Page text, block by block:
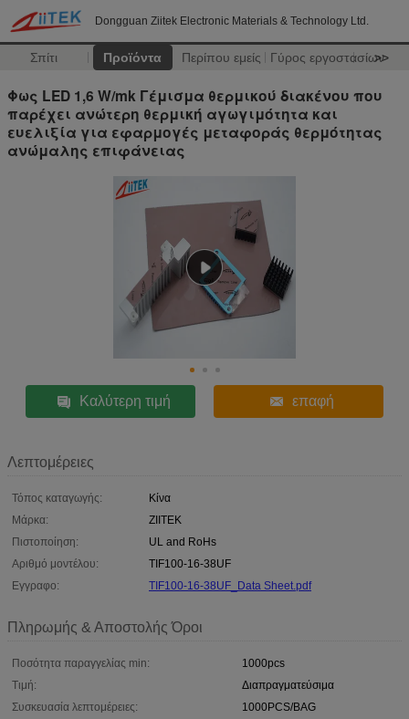
Dongguan Ziitek Electronic Materials & Technology Ltd.
Σπίτι Προϊόντα Περίπου εμείς Γύρος εργοστασίων
>>
Φως LED 1,6 W/mk Γέμισμα θερμικού διακένου που
παρέχει ανώτερη θερμική αγωγιμότητα και
ευελιξία για εφαρμογές μεταφοράς θερμότητας
ανώμαλης επιφάνειας
Καλύτερη τιμή επαφή
Λεπτομέρειες
Τόπος καταγωγής:
Κίνα
Μάρκα:
ZIITEK
Πιστοποίηση:
UL and RoHs
Αριθμό μοντέλου:
TIF100-16-38UF
Εγγραφο:
TIF100-16-38UF_Data Sheet.pdf
Πληρωμής & Αποστολής Όροι
Ποσότητα παραγγελίας min:
1000pcs
Τιμή:
Διαπραγματεύσιμα
Συσκευασία λεπτομέρειες:
1000PCS/BAG